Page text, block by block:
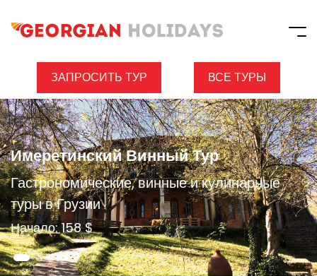
ЗАПРОСИТЬ ТУР ВСЕ ТУРЫ
Имеретинский Винный Тур
Гастрономические, винные и кулинарные
туры в Грузии
Начало: 158 $